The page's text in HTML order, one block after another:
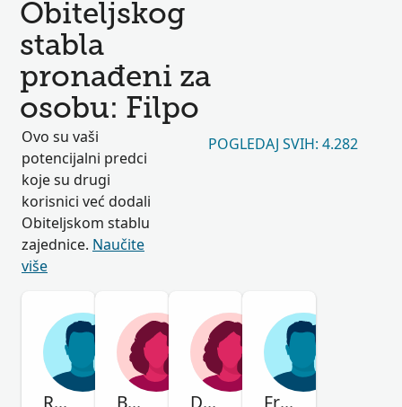
Obiteljskog
stabla
pronađeni za
osobu: Filpo
Ovo su vaši
potencijalni predci
koje su drugi
korisnici već dodali
Obiteljskom stablu
zajednice. Naučite
više
POGLEDAJ SVIH: 4.282
Ramon Bernardino Dominga Catalina Francisco